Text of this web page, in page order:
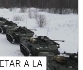
A LA